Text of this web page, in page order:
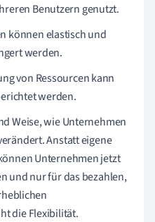
Benutzern genutzt.
können elastisch und
werden.
von Ressourcen kann
werden.
Weise, wie Unternehmen
Anstatt eigene
Unternehmen jetzt
und nur für das bezahlen,
die Flexibilität.